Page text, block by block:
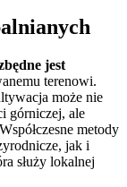
jest
terenowi.
może nie
górniczej, ale
metody
jak i
służy lokalnej